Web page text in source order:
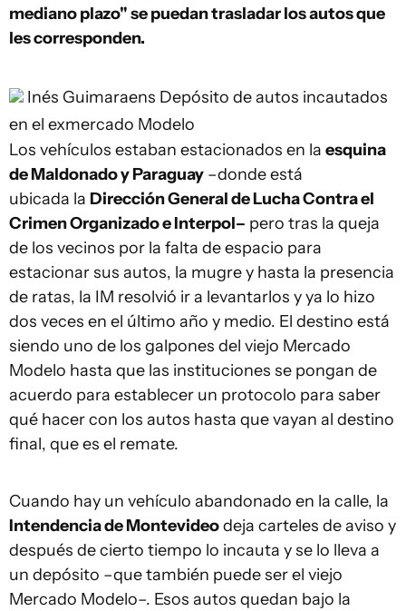
mediano plazo" se puedan trasladar los autos que
les corresponden.
Inés Guimaraens Depósito de autos incautados
en el exmercado Modelo
Los vehículos estaban estacionados en la esquina
de Maldonado y Paraguay –donde está
ubicada la Dirección General de Lucha Contra el
Crimen Organizado e Interpol– pero tras la queja
de los vecinos por la falta de espacio para
estacionar sus autos, la mugre y hasta la presencia
de ratas, la IM resolvió ir a levantarlos y ya lo hizo
dos veces en el último año y medio. El destino está
siendo uno de los galpones del viejo Mercado
Modelo hasta que las instituciones se pongan de
acuerdo para establecer un protocolo para saber
qué hacer con los autos hasta que vayan al destino
final, que es el remate.
Cuando hay un vehículo abandonado en la calle, la
Intendencia de Montevideodeja carteles de aviso y
después de cierto tiempo lo incauta y se lo lleva a
un depósito –que también puede ser el viejo
Mercado Modelo–. Esos autos quedan bajo la